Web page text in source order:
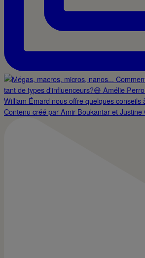
Contenu créé par Amir Boukantar et Justine